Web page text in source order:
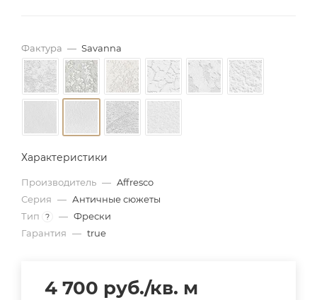
Фактура — Savanna
Характеристики
Производитель — Affresco
Серия — Античные сюжеты
Тип
? — Фрески
Гарантия — true
4 700 руб./кв. м